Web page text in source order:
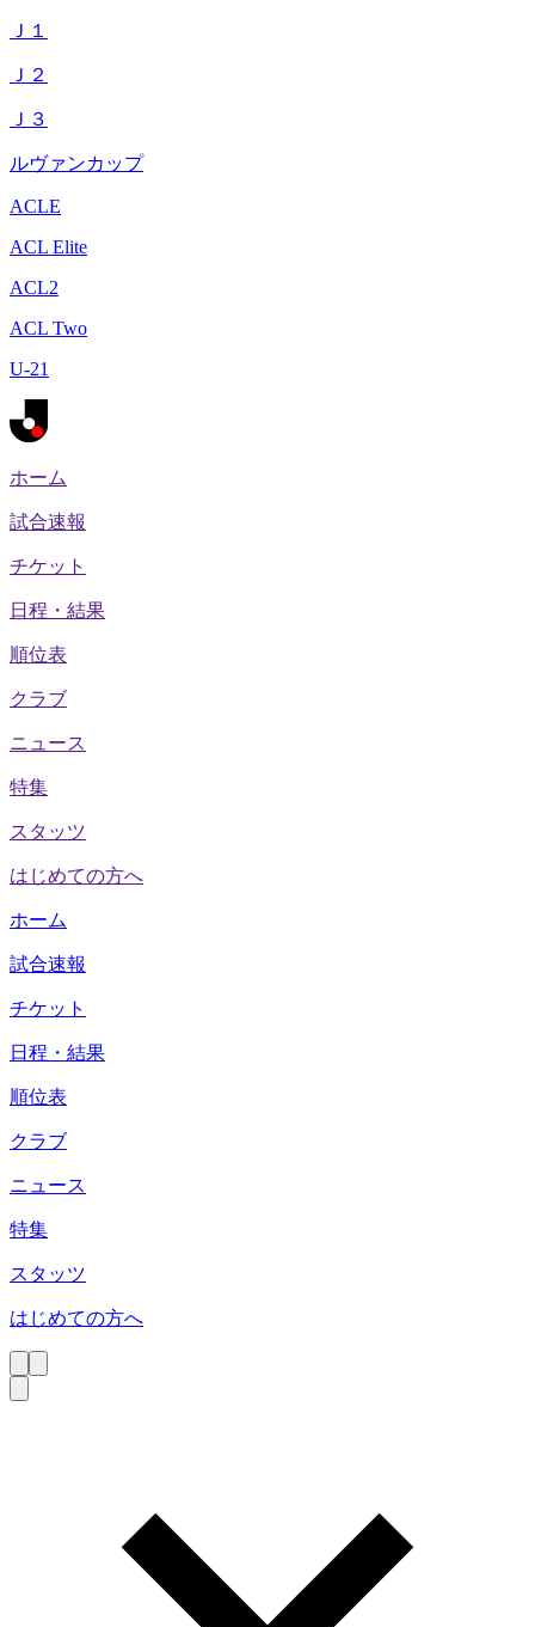
Ｊ１
Ｊ２
Ｊ３
ルヴァンカップ
ACLE
ACL Elite
ACL2
ACL Two
U-21
ホーム
試合速報
チケット
日程・結果
順位表
クラブ
ニュース
特集
スタッツ
はじめての方へ
ホーム
試合速報
チケット
日程・結果
順位表
クラブ
ニュース
特集
スタッツ
はじめての方へ